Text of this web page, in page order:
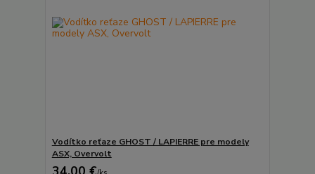
Vodítko reťaze GHOST / LAPIERRE pre modely
ASX, Overvolt